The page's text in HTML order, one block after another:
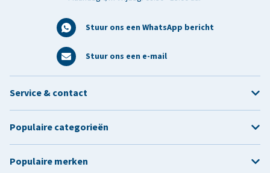
Stuur ons een WhatsApp bericht
Stuur ons een e-mail
Service & contact
Populaire categorieën
Populaire merken